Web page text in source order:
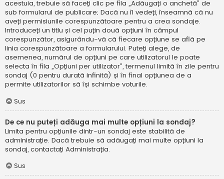
acestuia, trebuie să faceți clic pe fila „Adăugați o anchetă” de
sub formularul de publicare; Dacă nu îl vedeți, înseamnă că nu
aveți permisiunile corespunzătoare pentru a crea sondaje.
Introduceți un titlu și cel puțin două opțiuni în câmpul
corespunzător, asigurându-vă că fiecare opțiune se află pe
linia corespunzătoare a formularului. Puteți alege, de
asemenea, numărul de opțiuni pe care utilizatorul le poate
selecta în fila „Opțiuni per utilizator”, termenul limită în zile pentru
sondaj (0 pentru durată infinită) și în final opțiunea de a
permite utilizatorilor să își schimbe voturile.
Sus
De ce nu puteți adăuga mai multe opțiuni la sondaj?
Limita pentru opțiunile dintr-un sondaj este stabilită de
administrație. Dacă trebuie să adăugați mai multe opțiuni la
sondaj, contactați Administrația.
Sus